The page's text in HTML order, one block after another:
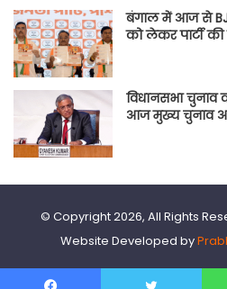
बंगाल में आज से BJP
को लेकर पार्टी की
विधानसभा चुनाव
आज मुख्य चुनाव
© Copyright 2026, All Rights
Website Developed by